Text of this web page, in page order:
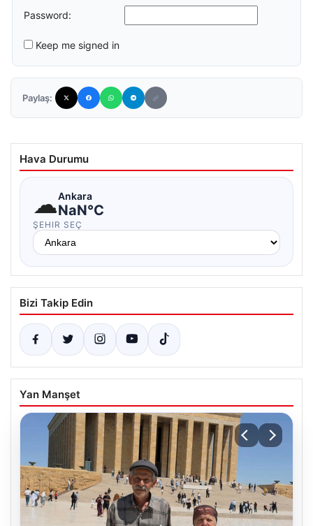
Password:
Keep me signed in
Paylaş:
Hava Durumu
☁Ankara
NaN°C
ŞEHIR SEÇ
Bizi Takip Edin
Yan Manşet